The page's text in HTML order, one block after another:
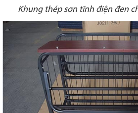
Khung thép sơn tĩnh điện đen